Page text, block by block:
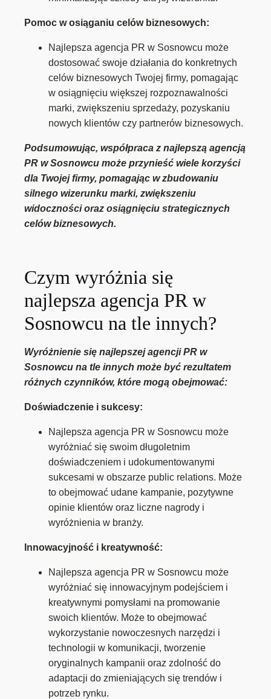
Pomoc w osiąganiu celów biznesowych:
Najlepsza agencja PR w Sosnowcu może
dostosować swoje działania do konkretnych
celów biznesowych Twojej firmy, pomagając
w osiągnięciu większej rozpoznawalności
marki, zwiększeniu sprzedaży, pozyskaniu
nowych klientów czy partnerów biznesowych.
Podsumowując, współpraca z najlepszą agencją
PR w Sosnowcu może przynieść wiele korzyści
dla Twojej firmy, pomagając w zbudowaniu
silnego wizerunku marki, zwiększeniu
widoczności oraz osiągnięciu strategicznych
celów biznesowych.
Czym wyróżnia się
najlepsza agencja PR w
Sosnowcu na tle innych?
Wyróżnienie się najlepszej agencji PR w
Sosnowcu na tle innych może być rezultatem
różnych czynników, które mogą obejmować:
Doświadczenie i sukcesy:
Najlepsza agencja PR w Sosnowcu może
wyróżniać się swoim długoletnim
doświadczeniem i udokumentowanymi
sukcesami w obszarze public relations. Może
to obejmować udane kampanie, pozytywne
opinie klientów oraz liczne nagrody i
wyróżnienia w branży.
Innowacyjność i kreatywność:
Najlepsza agencja PR w Sosnowcu może
wyróżniać się innowacyjnym podejściem i
kreatywnymi pomysłami na promowanie
swoich klientów. Może to obejmować
wykorzystanie nowoczesnych narzędzi i
technologii w komunikacji, tworzenie
oryginalnych kampanii oraz zdolność do
adaptacji do zmieniających się trendów i
potrzeb rynku.